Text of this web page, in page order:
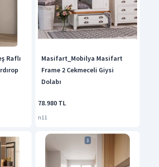
Raflı
Masifart_Mobilya Masifart
Frame 2 Cekmeceli Giysi
Dolabı
78.980 TL
n11
3